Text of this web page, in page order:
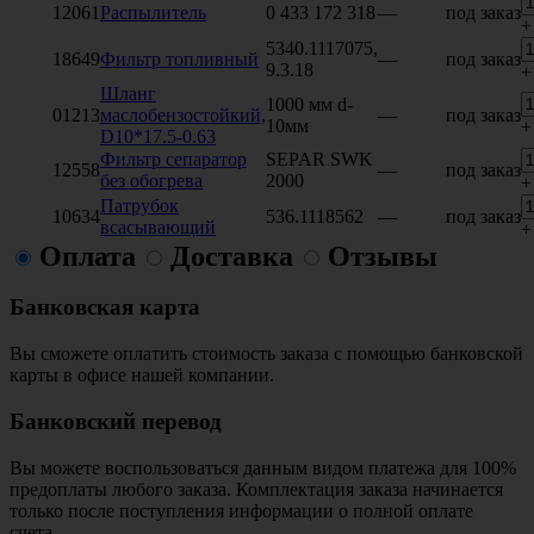
12061 Распылитель 0 433 172 318— под заказ
+
18649Фильтр топливный
5340.1117075,
9.3.18
— под заказ
+
01213
Шланг
маслобензостойкий,
D10*17.5-0.63
1000 мм d-
10мм
— под заказ
+
12558
Фильтр сепаратор
без обогрева
SEPAR SWK
2000
— под заказ
+
10634
Патрубок
всасывающий
536.1118562 — под заказ
+
Оплата Доставка Отзывы
Банковская карта
Вы сможете оплатить стоимость заказа с помощью банковской
карты в офисе нашей компании.
Банковский перевод
Вы можете воспользоваться данным видом платежа для 100%
предоплаты любого заказа. Комплектация заказа начинается
только после поступления информации о полной оплате